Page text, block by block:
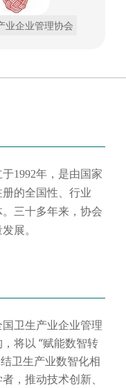
业企业管理协会
于1992年，是由国家
的全国性、行业
三十多年来，协会
展。
卫生产业企业管理
将以 “赋能数智转
卫生产业数智化相
，推动技术创新、